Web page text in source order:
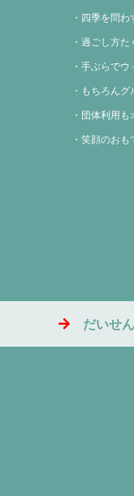
四季を問わ
過ごし方た
手ぶらでウ
もちろんグ
団体利用も
笑顔のおも
だいせ